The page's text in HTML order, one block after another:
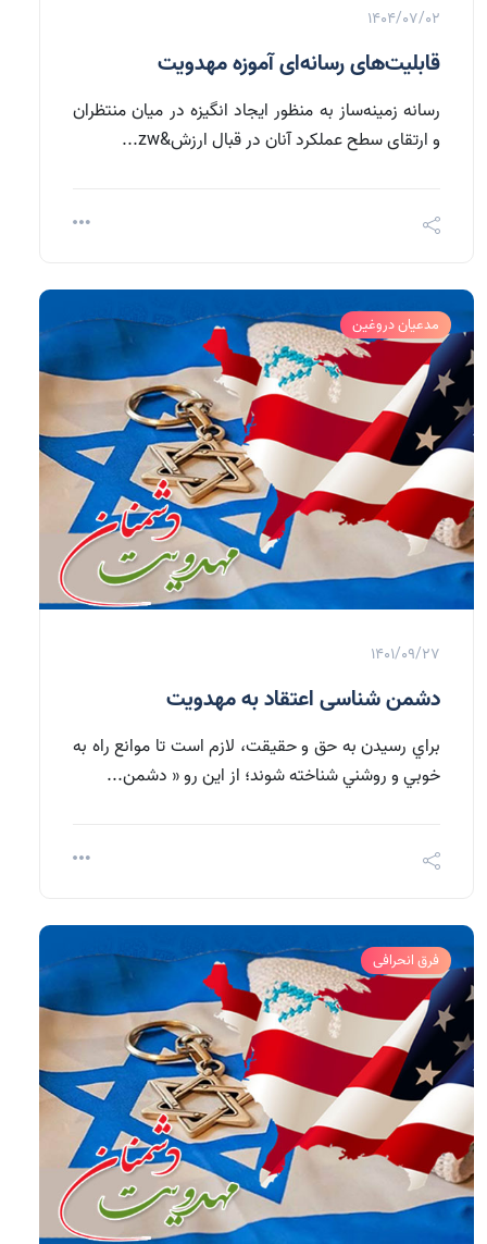
1404/07/02
قابلیت‌های رسانه‌ای آموزه مهدویت
رسانه زمینه‌ساز به منظور ایجاد انگیزه در میان منتظران
و ارتقای سطح عملکرد آنان در قبال ارزش&zw...
مدعیان دروغین
1401/09/27
دشمن شناسی اعتقاد به مهدویت
براي رسيدن به حق و حقيقت، لازم است تا موانع راه به
خوبي و روشني شناخته شوند؛ از اين رو « دشمن...
فرق انحرافی